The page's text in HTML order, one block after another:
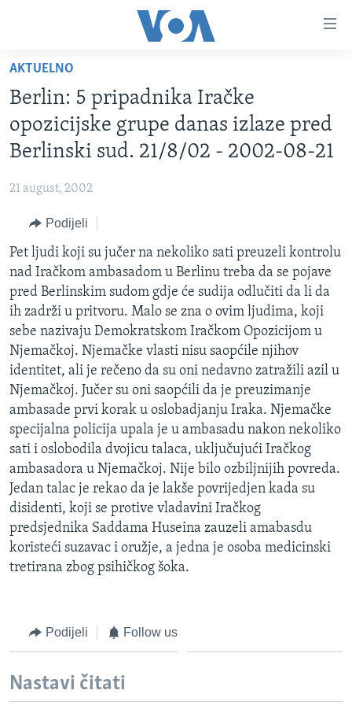
glavni
sadržaj
na
glavnu
Idi
pretragu
TV PROGRAM
FOTOGRAFIJE DANA
SJEDINJENE AMERIČKE DRŽAVE
BOSNA I HERCEGOVINA
SVIJET
NAUKA I TEHNOLOGIJA
SPECIJALNI PROJEKTI
KORUPCIJA
SLOBODA MEDIJA
ŽENSKA STRANA
IZBJEGLIČKA STRANA
MAGAZIN
O GLASU AMERIKE
Learning English
PRATITE NAS
Jezici
AKTUELNO
Berlin: 5 pripadnika Iračke
opozicijske grupe danas izlaze pred
Berlinski sud. 21/8/02 - 2002-08-21
21 august, 2002
Podijeli
Pet ljudi koji su jučer na nekoliko sati preuzeli kontrolu
nad Iračkom ambasadom u Berlinu treba da se pojave
pred Berlinskim sudom gdje će sudija odlučiti da li da
ih zadrži u pritvoru. Malo se zna o ovim ljudima, koji
sebe nazivaju Demokratskom Iračkom Opozicijom u
Njemačkoj. Njemačke vlasti nisu saopćile njihov
identitet, ali je rečeno da su oni nedavno zatražili azil u
Njemačkoj. Jučer su oni saopćili da je preuzimanje
ambasade prvi korak u oslobadjanju Iraka. Njemačke
specijalna policija upala je u ambasadu nakon nekoliko
sati i oslobodila dvojicu talaca, uključujući Iračkog
ambasadora u Njemačkoj. Nije bilo ozbiljnijih povreda.
Jedan talac je rekao da je lakše povrijedjen kada su
disidenti, koji se protive vladavini Iračkog
predsjednika Saddama Huseina zauzeli amabasdu
koristeći suzavac i oružje, a jedna je osoba medicinski
tretirana zbog psihičkog šoka.
Podijeli Follow us
Nastavi čitati